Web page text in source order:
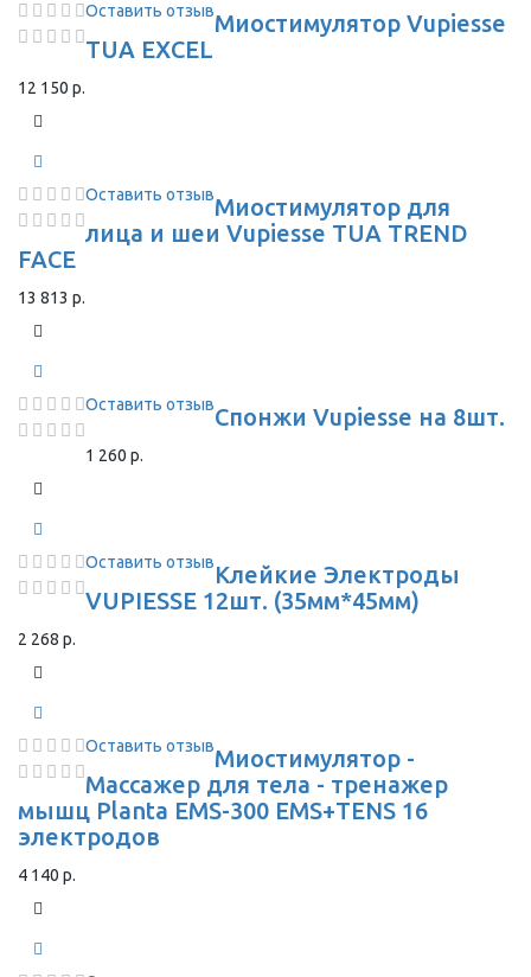
Оставить отзывМиостимулятор Vupiesse
TUA EXCEL
12 150 р.
Оставить отзывМиостимулятор для
лица и шеи Vupiesse TUA TREND
FACE
13 813 р.
Оставить отзывСпонжи Vupiesse на 8шт.
1 260 р.
Оставить отзывКлейкие Электроды
VUPIESSE 12шт. (35мм*45мм)
2 268 р.
Оставить отзывМиостимулятор -
Массажер для тела - тренажер
мышц Planta EMS-300 EMS+TENS 16
электродов
4 140 р.